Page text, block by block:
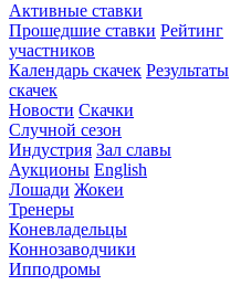
Активные ставки
Прошедшие ставки Рейтинг
участников
Календарь скачек Результаты
скачек
Новости Скачки
Случной сезон
Индустрия Зал славы
Аукционы English
Лошади Жокеи
Тренеры
Коневладельцы
Коннозаводчики
Ипподромы